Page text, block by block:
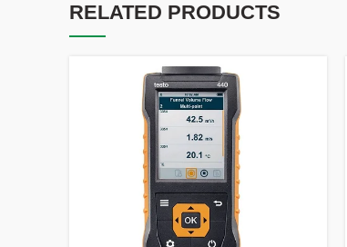
RELATED PRODUCTS